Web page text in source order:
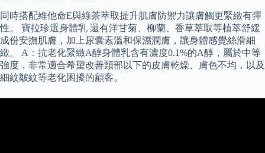
同時搭配維他命E與綠茶萃取提升肌膚防禦力讓膚觸更緊緻有彈
性。 寶拉珍選身體乳 還有洋甘菊、柳蘭、香草萃取等植萃舒緩
成份安撫肌膚，加上尿囊素溫和保濕潤膚，讓身體感覺絲滑細
緻。 A：抗老化緊緻A醇身體乳含有濃度0.1%的A醇，屬於中等
強度，非常適合希望改善頸部以下的皮膚乾燥、膚色不均，以及
細紋皺紋等老化困擾的顧客。